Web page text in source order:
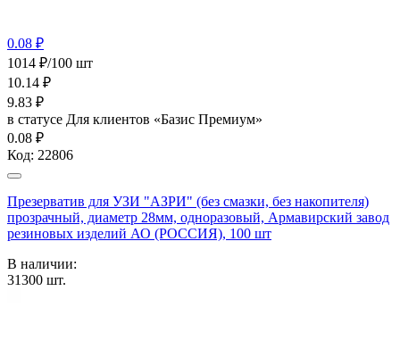
0.08 ₽
1014 ₽/100 шт
10.14 ₽
9.83 ₽
в статусе Для клиентов «Базис Премиум»
0.08 ₽
Код: 22806
Презерватив для УЗИ "АЗРИ" (без смазки, без накопителя)
прозрачный, диаметр 28мм, одноразовый, Армавирский завод
резиновых изделий АО (РОССИЯ), 100 шт
В наличии:
31300 шт.